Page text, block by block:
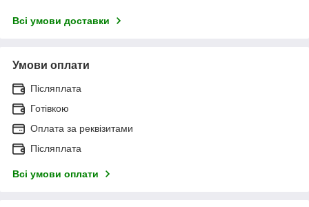
Всі умови доставки
Умови оплати
Післяплата
Готівкою
Оплата за реквізитами
Післяплата
Всі умови оплати